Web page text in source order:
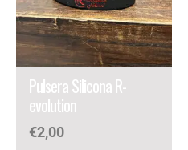
Pulsera Silicona R-
evolution
€2,00